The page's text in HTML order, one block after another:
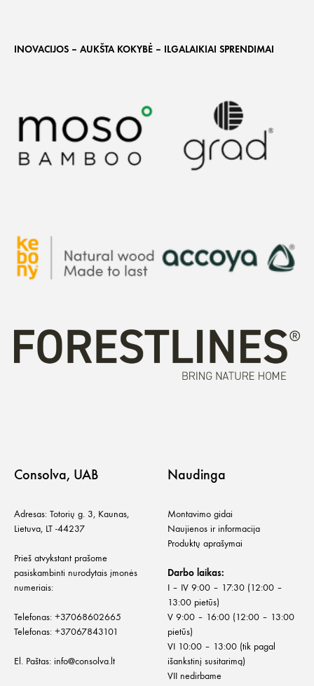
INOVACIJOS – AUKŠTA KOKYBĖ – ILGALAIKIAI SPRENDIMAI
Consolva, UAB
Adresas: Totorių g. 3, Kaunas,
Lietuva, LT -44237
Prieš atvykstant prašome
pasiskambinti nurodytais įmonės
numeriais:
Telefonas: +37068602665
Telefonas: +37067843101
El. Paštas: info@consolva.lt
Naudinga
Montavimo gidai
Naujienos ir informacija
Produktų aprašymai
Darbo laikas:
I – IV 9:00 – 17:30 (12:00 –
13:00 pietūs)
V 9:00 – 16:00 (12:00 – 13:00
pietūs)
VI 10:00 – 13:00 (tik pagal
išankstinį susitarimą)
VII nedirbame